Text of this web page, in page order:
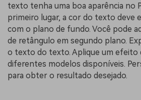
texto tenha uma boa aparência no
primeiro lugar, a cor do texto deve
com o plano de fundo. Você pode
de retângulo em segundo plano.
o texto do texto. Aplique um efeito
diferentes modelos disponíveis.
para obter o resultado desejado.